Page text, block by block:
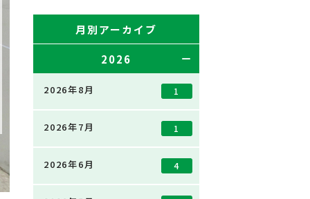
月別アーカイブ
2026
2026年8月 1
2026年7月 1
2026年6月 4